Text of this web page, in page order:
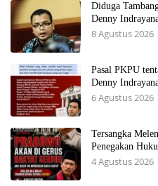
Diduga
Denny
8 Agustus 2026
Pasal PKPU
Denny
6 Agustus 2026
Tersangka
Penegakan
4 Agustus 2026